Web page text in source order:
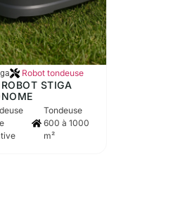
Robot tondeuse
STIGA
Tondeuse
600 à 1000
m²